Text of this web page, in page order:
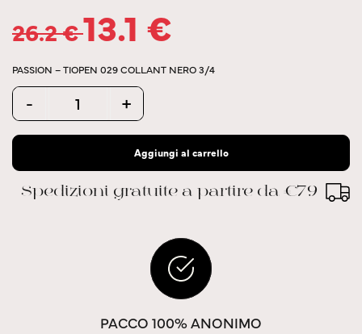
26.2€13.1 €
PASSION – TIOPEN 029 COLLANT NERO 3/4
Quantity
- +
Aggiungi al carrello
Spedizioni gratuite a partire da €79
PACCO 100% ANONIMO